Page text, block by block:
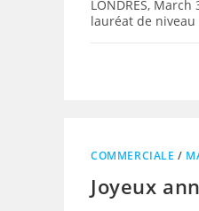
LONDRES,
lauréat de
COMMERCIALE /
Joyeux